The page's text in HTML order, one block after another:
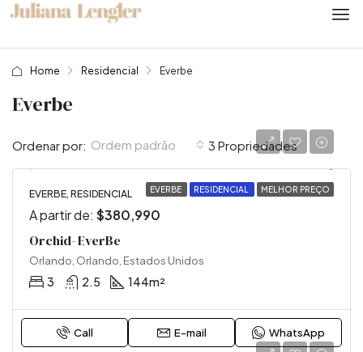
Home Residencial Everbe
Everbe
3 Propriedades
Ordenar por: Ordem padrão
EVERBE RESIDENCIAL MELHOR PREÇO
EVERBE, RESIDENCIAL
A partir de: $380,990
Orchid- EverBe
Orlando, Orlando, Estados Unidos
3 2.5 144m²
Call E-mail WhatsApp